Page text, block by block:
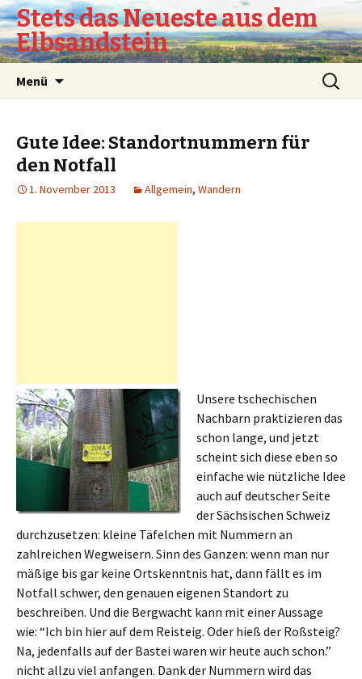
Stets das Neueste aus dem
Elbsandstein
Menü
Suchen
nach:
Gute Idee: Standortnummern für
den Notfall
1. November 2013 Allgemein, Wandern
Unsere tschechischen
Nachbarn praktizieren das
schon lange, und jetzt
scheint sich diese eben so
einfache wie nützliche Idee
auch auf deutscher Seite
der Sächsischen Schweiz
durchzusetzen: kleine Täfelchen mit Nummern an
zahlreichen Wegweisern. Sinn des Ganzen: wenn man nur
mäßige bis gar keine Ortskenntnis hat, dann fällt es im
Notfall schwer, den genauen eigenen Standort zu
beschreiben. Und die Bergwacht kann mit einer Aussage
wie: “Ich bin hier auf dem Reisteig. Oder hieß der Roßsteig?
Na, jedenfalls auf der Bastei waren wir heute auch schon.”
nicht allzu viel anfangen. Dank der Nummern wird das